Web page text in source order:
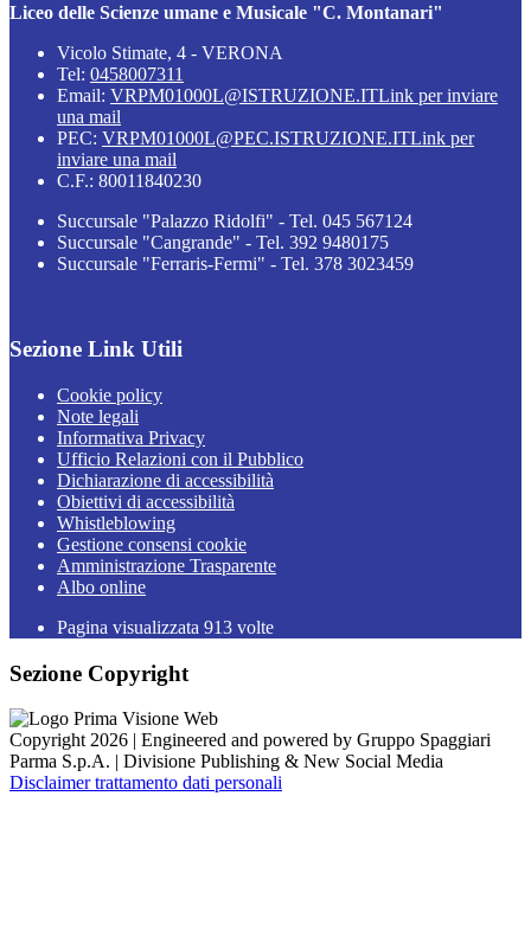
Liceo delle Scienze umane e Musicale "C. Montanari"
Vicolo Stimate, 4 - VERONA
Tel: 0458007311
Email: VRPM01000L@ISTRUZIONE.ITLink per inviare
una mail
PEC: VRPM01000L@PEC.ISTRUZIONE.ITLink per
inviare una mail
C.F.: 80011840230
Succursale "Palazzo Ridolfi" - Tel. 045 567124
Succursale "Cangrande" - Tel. 392 9480175
Succursale "Ferraris-Fermi" - Tel. 378 3023459
Sezione Link Utili
Cookie policy
Note legali
Informativa Privacy
Ufficio Relazioni con il Pubblico
Dichiarazione di accessibilità
Obiettivi di accessibilità
Whistleblowing
Gestione consensi cookie
Amministrazione Trasparente
Albo online
Pagina visualizzata 913 volte
Sezione Copyright
Copyright 2026 | Engineered and powered by Gruppo Spaggiari
Parma S.p.A. | Divisione Publishing & New Social Media
Disclaimer trattamento dati personali